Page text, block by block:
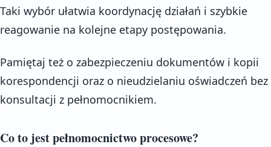
Taki wybór ułatwia koordynację działań i szybkie
reagowanie na kolejne etapy postępowania.
Pamiętaj też o zabezpieczeniu dokumentów i kopii
korespondencji oraz o nieudzielaniu oświadczeń bez
konsultacji z pełnomocnikiem.
Co to jest pełnomocnictwo procesowe?